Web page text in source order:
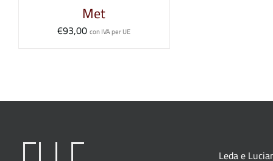
Met
€93,00 con IVA per UE
Leda e